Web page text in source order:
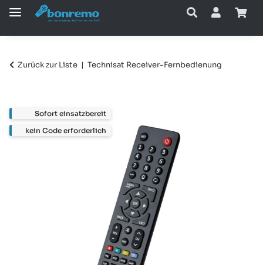
Zurück zur Liste Technisat Receiver-Fernbedienung